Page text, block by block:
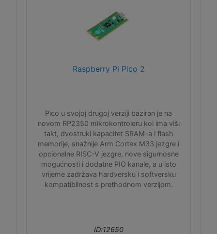
Raspberry Pi Pico 2
Pico u svojoj drugoj verziji baziran je na
novom RP2350 mikrokontroleru koi ima viši
takt, dvostruki kapacitet SRAM-a i flash
memorije, snažnije Arm Cortex M33 jezgre i
opcionalne RISC-V jezgre, nove sigurnosne
mogućnosti i dodatne PIO kanale, a u isto
vrijeme zadržava hardversku i softversku
kompatibilnost s prethodnom verzijom.
ID:12650